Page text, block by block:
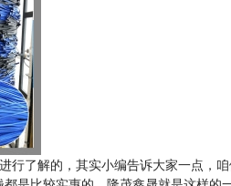
行了解的，其实小编告诉大家一点，